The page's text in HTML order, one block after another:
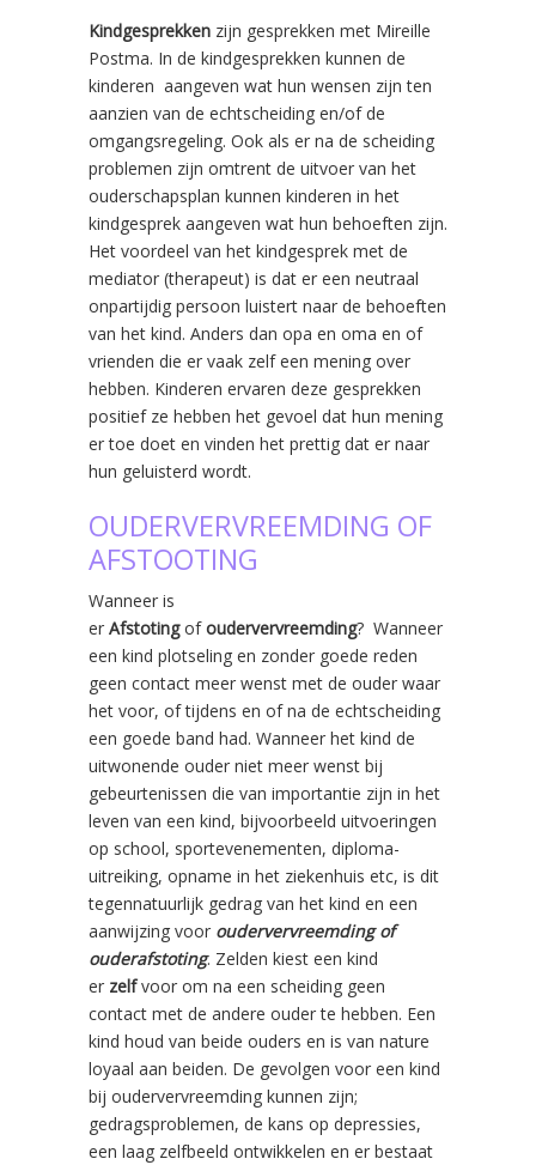
Kindgesprekken zijn gesprekken met Mireille
Postma. In de kindgesprekken kunnen de
kinderen aangeven wat hun wensen zijn ten
aanzien van de echtscheiding en/of de
omgangsregeling. Ook als er na de scheiding
problemen zijn omtrent de uitvoer van het
ouderschapsplan kunnen kinderen in het
kindgesprek aangeven wat hun behoeften zijn.
Het voordeel van het kindgesprek met de
mediator (therapeut) is dat er een neutraal
onpartijdig persoon luistert naar de behoeften
van het kind. Anders dan opa en oma en of
vrienden die er vaak zelf een mening over
hebben. Kinderen ervaren deze gesprekken
positief ze hebben het gevoel dat hun mening
er toe doet en vinden het prettig dat er naar
hun geluisterd wordt.
OUDERVERVREEMDING OF
AFSTOOTING
Wanneer is
er Afstotingofoudervervreemding? Wanneer
een kind plotseling en zonder goede reden
geen contact meer wenst met de ouder waar
het voor, of tijdens en of na de echtscheiding
een goede band had. Wanneer het kind de
uitwonende ouder niet meer wenst bij
gebeurtenissen die van importantie zijn in het
leven van een kind, bijvoorbeeld uitvoeringen
op school, sportevenementen, diploma-
uitreiking, opname in het ziekenhuis etc, is dit
tegennatuurlijk gedrag van het kind en een
aanwijzing voor oudervervreemding of
ouderafstoting. Zelden kiest een kind
er zelfvoor om na een scheiding geen
contact met de andere ouder te hebben. Een
kind houd van beide ouders en is van nature
loyaal aan beiden. De gevolgen voor een kind
bij oudervervreemding kunnen zijn;
gedragsproblemen, de kans op depressies,
een laag zelfbeeld ontwikkelen en er bestaat